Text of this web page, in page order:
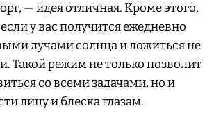
— идея отличная. Кроме этого,
у вас получится ежедневно
лучами солнца и ложиться не
Такой режим не только позволит
со всеми задачами, но и
лицу и блеска глазам.